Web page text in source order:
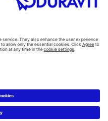
Instagram
Blog